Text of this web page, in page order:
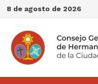
Saltar
contenido
8 de agosto de 2026